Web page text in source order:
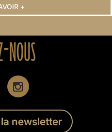
+
NOUS
newsletter